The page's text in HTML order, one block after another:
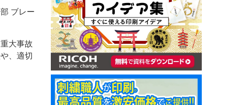
ブレー
大事故
、適切